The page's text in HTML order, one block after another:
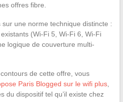
offres fibre.
une norme technique distincte :
(Wi-Fi 5, Wi-Fi 6, Wi-Fi
logique de couverture multi-
de cette offre, vous
Paris Blogged sur le wifi plus,
du dispositif tel qu’il existe chez